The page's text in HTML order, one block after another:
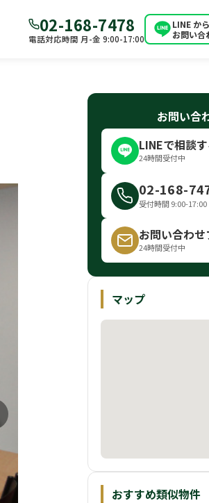
02-168-7478
電話対応時間 月-金 9:00-17:00
LINE か
お問い合
お問い合
LINEで相談
24時間受付中
02-168-
受付時間 9:00-17:00
お問い合わ
24時間受付中
マップ
おすすめ類似物件